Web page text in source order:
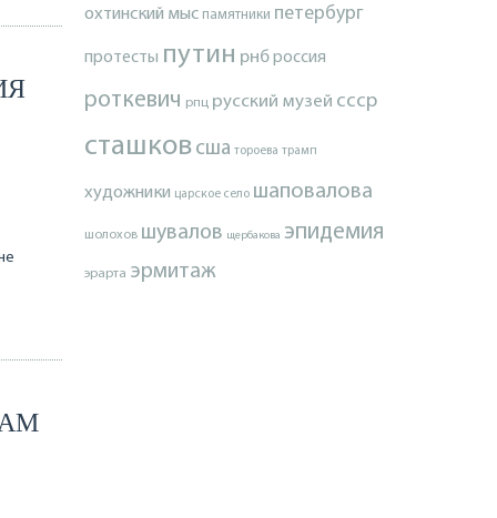
охтинский мыс памятники петербург
протесты путин рнброссия
роткевич рпц русский музей ссср
сташков сша тороева трамп
художники царское село шаповалова
шолохов шувалов щербакова эпидемия
эрарта эрмитаж